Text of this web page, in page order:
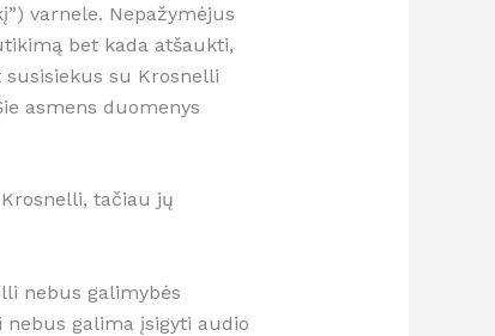
varnele. Nepažymėjus
bet kada atšaukti,
su Krosnelli
asmens duomenys
tačiau jų
nebus galimybės
galima įsigyti audio